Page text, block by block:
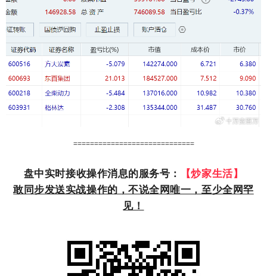
=============================
盘中实时接收操作消息的服务号：
【炒家生活】
敢同步发送实战操作的，不说全网唯一，至少全网罕
见！